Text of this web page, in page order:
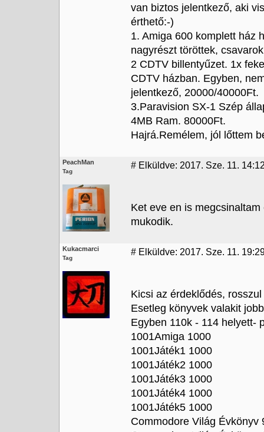
van biztos jelentkező, aki
érthető:-)
1. Amiga 600 komplett ház
nagyrészt töröttek,
2 CDTV billentyűzet. 1x
CDTV házban. Egyben,
jelentkező, 20000/40000Ft.
3.Paravision SX-1 Szép
4MB Ram. 80000Ft.
Hajrá.Remélem, jól lőttem
PeachMan
Tag
# Elküldve: 2017. Sze. 11.
Ket eve en is
mukodik.
Kukacmarci
Tag
# Elküldve: 2017. Sze. 11.
Kicsi az érdeklődés,
Esetleg könyvek valakit
Egyben 110k - 114 helyett-
1001Amiga 1000
1001Játék1 1000
1001Játék2 1000
1001Játék3 1000
1001Játék4 1000
1001Játék5 1000
Commodore Világ Évkönyv